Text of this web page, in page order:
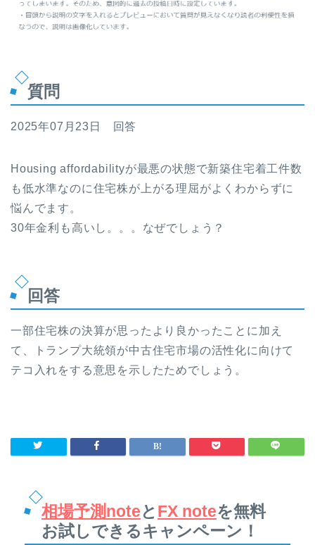
質問
2025年07月23日 回答
Housing affordabilityが最悪の状態で新築住宅着工件数
も低水準なのに住宅株が上がる理屈がよくわからずに
悩んでます。
30年金利も高いし。。。なぜでしょう？
回答
一部住宅株の決算が思ったより良かったことに加え
て、トランプ大統領が中古住宅市場の活性化に向けて
テコ入れをする意思を示したためでしょう。
相場予測noteとFX noteを無料
お試しできるキャンペーン！